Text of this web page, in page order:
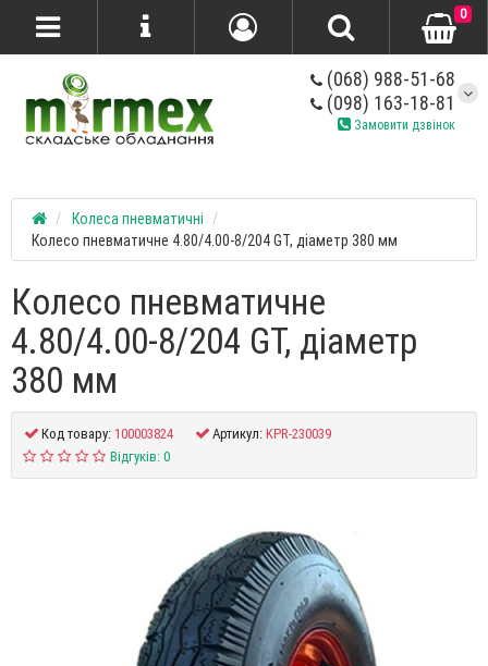
(068) 988-51-68
(098) 163-18-81
Замовити дзвінок
0
Колеса пневматичні
Колесо пневматичне 4.80/4.00-8/204 GT, діаметр 380 мм
Колесо пневматичне
4.80/4.00-8/204 GT, діаметр
380 мм
Код товару:100003824 Артикул:KPR-230039
Відгуків: 0